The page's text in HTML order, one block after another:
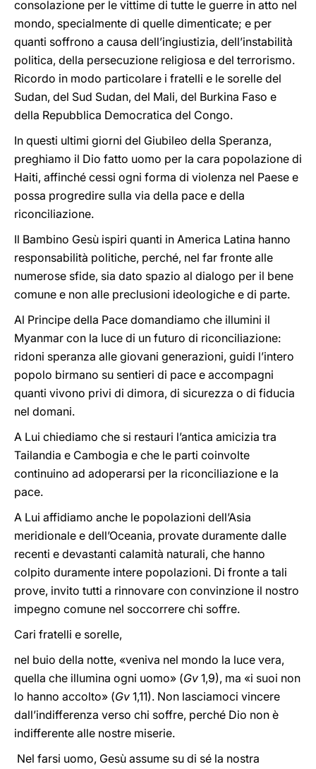
consolazione per le vittime di tutte le guerre in atto nel
mondo, specialmente di quelle dimenticate; e per
quanti soffrono a causa dell’ingiustizia, dell’instabilità
politica, della persecuzione religiosa e del terrorismo.
Ricordo in modo particolare i fratelli e le sorelle del
Sudan, del Sud Sudan, del Mali, del Burkina Faso e
della Repubblica Democratica del Congo.
In questi ultimi giorni del Giubileo della Speranza,
preghiamo il Dio fatto uomo per la cara popolazione di
Haiti, affinché cessi ogni forma di violenza nel Paese e
possa progredire sulla via della pace e della
riconciliazione.
Il Bambino Gesù ispiri quanti in America Latina hanno
responsabilità politiche, perché, nel far fronte alle
numerose sfide, sia dato spazio al dialogo per il bene
comune e non alle preclusioni ideologiche e di parte.
Al Principe della Pace domandiamo che illumini il
Myanmar con la luce di un futuro di riconciliazione:
ridoni speranza alle giovani generazioni, guidi l’intero
popolo birmano su sentieri di pace e accompagni
quanti vivono privi di dimora, di sicurezza o di fiducia
nel domani.
A Lui chiediamo che si restauri l’antica amicizia tra
Tailandia e Cambogia e che le parti coinvolte
continuino ad adoperarsi per la riconciliazione e la
pace.
A Lui affidiamo anche le popolazioni dell’Asia
meridionale e dell’Oceania, provate duramente dalle
recenti e devastanti calamità naturali, che hanno
colpito duramente intere popolazioni. Di fronte a tali
prove, invito tutti a rinnovare con convinzione il nostro
impegno comune nel soccorrere chi soffre.
Cari fratelli e sorelle,
nel buio della notte, «veniva nel mondo la luce vera,
quella che illumina ogni uomo» (Gv 1,9), ma «i suoi non
lo hanno accolto» (Gv 1,11). Non lasciamoci vincere
dall’indifferenza verso chi soffre, perché Dio non è
indifferente alle nostre miserie.
Nel farsi uomo, Gesù assume su di sé la nostra